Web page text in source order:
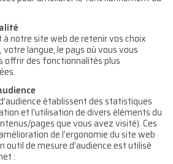
notre site web de retenir vos choix
langue, le pays où vous vous
offrir des fonctionnalités plus
établissent des statistiques
et l’utilisation de divers éléments du
pages que vous avez visité). Ces
de l’ergonomie du site web
outil de mesure d’audience est utilisé
: